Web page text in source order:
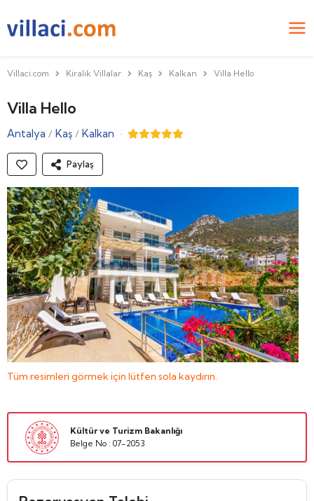
Villaci.com Kiralık Villalar Kaş Kalkan Villa Hello
Villa Hello
Antalya / Kaş / Kalkan ·
Paylaş
Tüm resimleri görmek için lütfen sola kaydırın.
Kültür ve Turizm Bakanlığı
Belge No : 07-2053